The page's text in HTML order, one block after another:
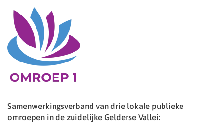
Samenwerkingsverband van drie lokale publieke
omroepen in de zuidelijke Gelderse Vallei: